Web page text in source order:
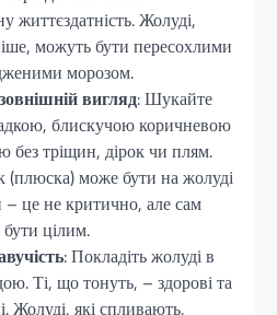
життєздатність. Жолуді,
можуть бути пересохлими
морозом.
вигляд: Шукайте
блискучою коричневою
без тріщин, дірок чи плям.
може бути на жолуді
– це не критично, але сам
цілим.
: Покладіть жолуді в
Ті, що тонуть, – здорові та
Жолуді, які спливають,